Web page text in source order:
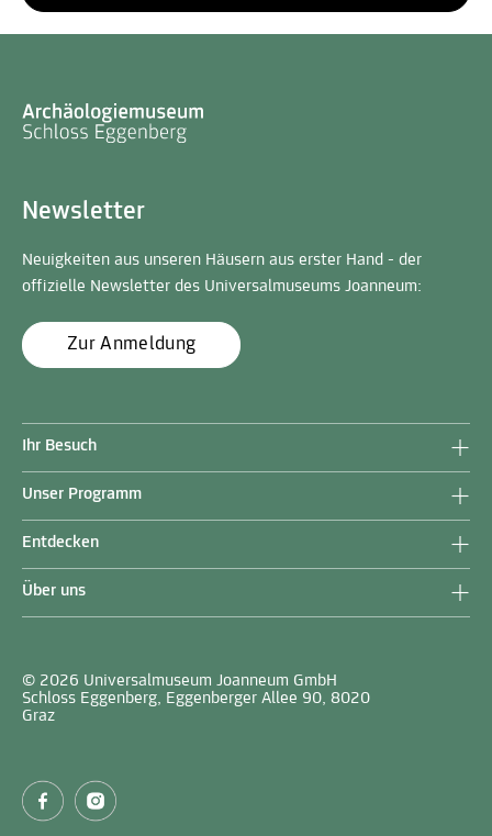
Newsletter
Neuigkeiten aus unseren Häusern aus erster Hand - der
offizielle Newsletter des Universalmuseums Joanneum:
Zur Anmeldung
Ihr Besuch
Unser Programm
Entdecken
Über uns
© 2026 Universalmuseum Joanneum GmbH
Schloss Eggenberg, Eggenberger Allee 90, 8020
Graz